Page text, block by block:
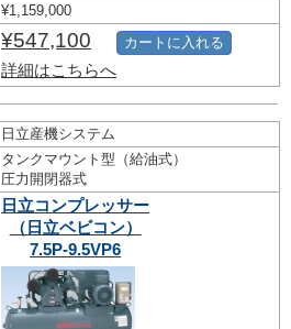
¥1,159,000
¥547,100
詳細はこちらへ
カートに入れる
日立産機システム
タンクマウント型（給油式）
圧力開閉器式
日立コンプレッサー
（日立ベビコン）
7.5P-9.5VP6